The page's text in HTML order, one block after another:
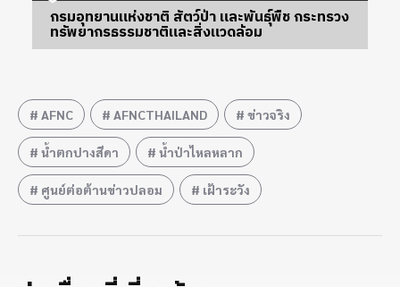
กรมอุทยานแห่งชาติ สัตว์ป่า และพันธุ์พืช กระทรวง
ทรัพยากรธรรมชาติและสิ่งแวดล้อม
AFNC AFNCTHAILAND ข่าวจริง
น้ำตกปางสีดา น้ำป่าไหลหลาก
ศูนย์ต่อต้านข่าวปลอม เฝ้าระวัง